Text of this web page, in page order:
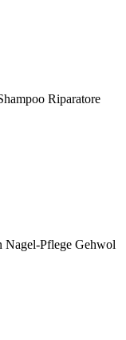
Riparatore
Nagel-Pflege Gehwol